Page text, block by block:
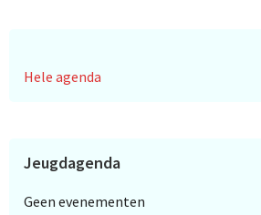
Hele agenda
Jeugdagenda
Geen evenementen